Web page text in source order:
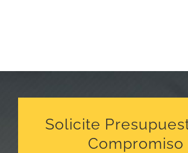
Solicite
Compromiso